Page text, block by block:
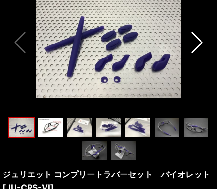
ジュリエット コンプリートラバーセット バイオレット